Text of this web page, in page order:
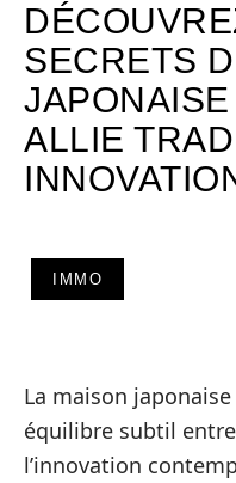
SECRETS
ALLIE
IMMO
La maison
équilibre subtil
l’innovation